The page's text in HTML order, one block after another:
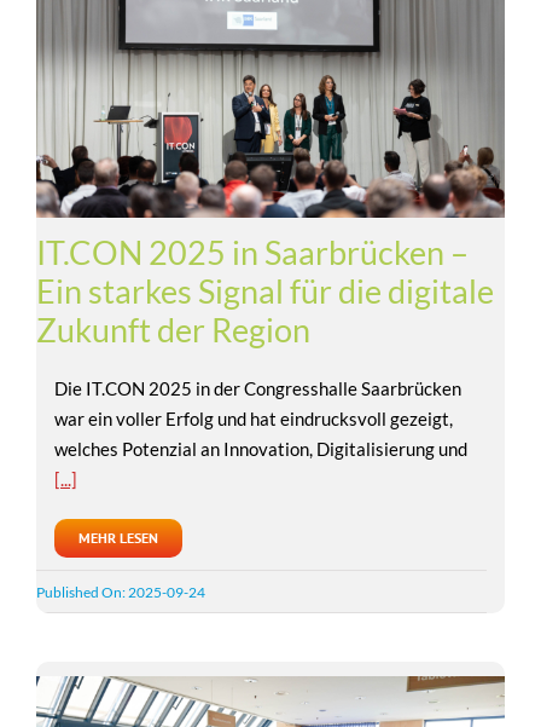
IT.CON 2025 in Saarbrücken –
Ein starkes Signal für die digitale
Zukunft der Region
Die IT.CON 2025 in der Congresshalle Saarbrücken
war ein voller Erfolg und hat eindrucksvoll gezeigt,
welches Potenzial an Innovation, Digitalisierung und
[...]
MEHR LESEN
Published On: 2025-09-24